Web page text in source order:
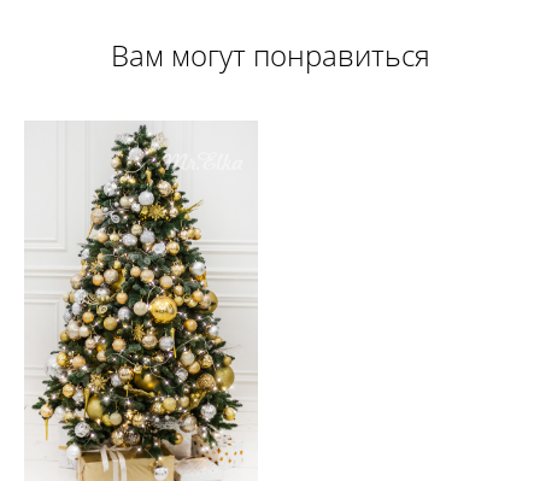
Вам могут понравиться